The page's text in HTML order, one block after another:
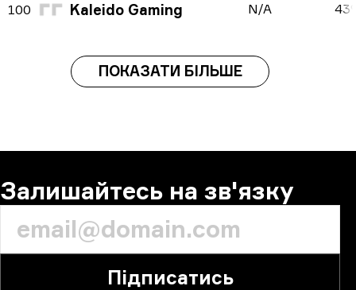
100 Kaleido Gaming N/A
ПОКАЗАТИ БІЛЬШЕ
Залишайтесь на зв'язку
Підписатись